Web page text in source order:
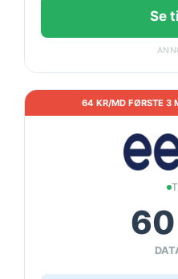
Se
64 KR/MD FØRSTE 3
60